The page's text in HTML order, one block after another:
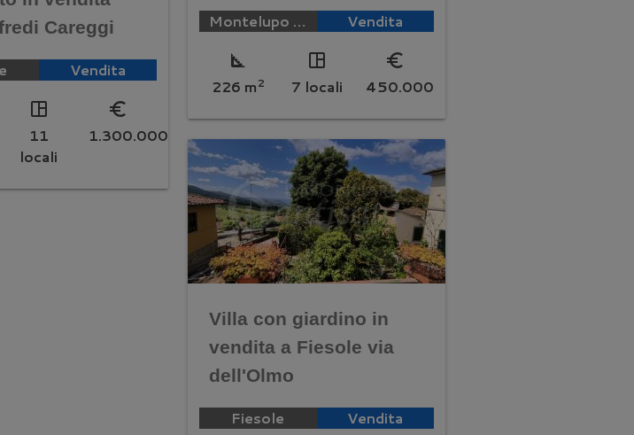
Careggi
Vendita
space_dashboard
11
locali
euro_symbol
1.300.000
Montelupo Fiorentino Vendita
square_foot
226 m2
space_dashboard
7 locali
euro_symbol
450.000
Villa con giardino in
vendita a Fiesole via
dell'Olmo
Fiesole Vendita